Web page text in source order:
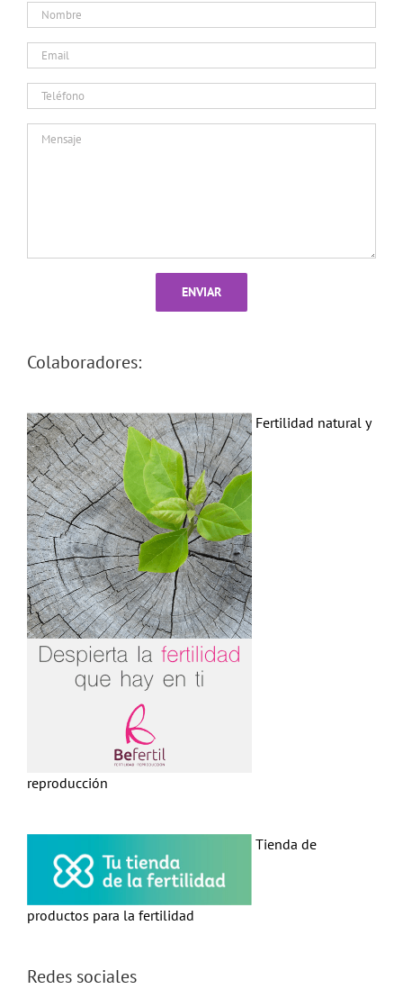
Colaboradores:
Fertilidad natural y
reproducción
Tienda de
productos para la fertilidad
Redes sociales